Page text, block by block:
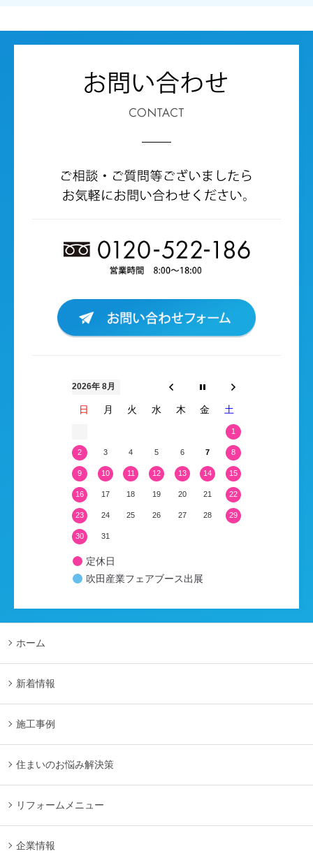
2026年 8月
日 月 火 水 木 金 土
1
2 3 4 5 6 7 8
9 10 11 12 13 14 15
16 17 18 19 20 21 22
23 24 25 26 27 28 29
30 31
定休日
吹田産業フェアブース出展
ホーム
新着情報
施工事例
住まいのお悩み解決策
リフォームメニュー
企業情報